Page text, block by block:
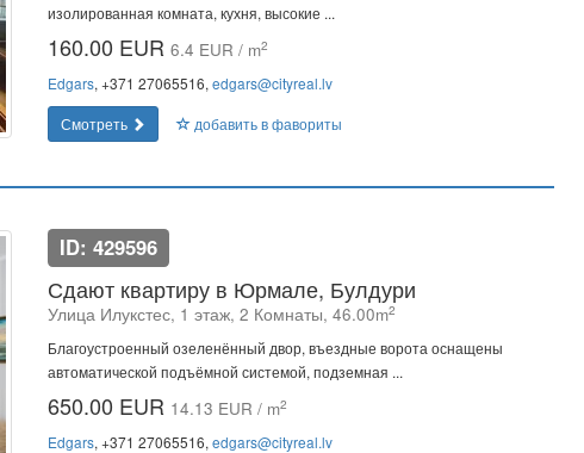
изолированная комната, кухня, высокие ...
160.00 EUR 6.4 EUR / m2
Edgars, +371 27065516, edgars@cityreal.lv
Смотреть
добавить в фавориты
ID: 429596
Сдают квартиру в Юрмале, Булдури
Улица Илукстес, 1 этаж, 2 Комнаты, 46.00m2
Благоустроенный озеленённый двор, въездные ворота оснащены
автоматической подъёмной системой, подземная ...
650.00 EUR 14.13 EUR / m2
Edgars, +371 27065516, edgars@cityreal.lv